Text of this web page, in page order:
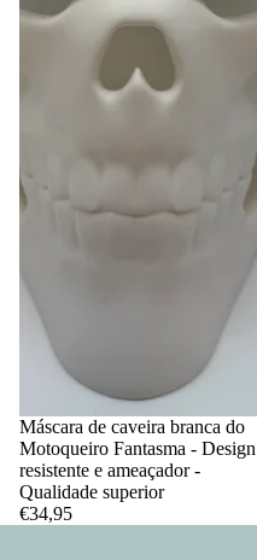
Máscara de caveira branca do
Motoqueiro Fantasma - Design
resistente e ameaçador -
Qualidade superior
€34,95